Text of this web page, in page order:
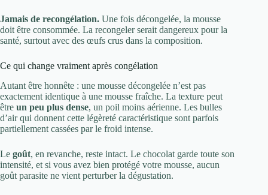
Jamais de recongélation. Une fois décongelée, la mousse
doit être consommée. La recongeler serait dangereux pour la
santé, surtout avec des œufs crus dans la composition.
Ce qui change vraiment après congélation
Autant être honnête : une mousse décongelée n’est pas
exactement identique à une mousse fraîche. La texture peut
être un peu plus dense, un poil moins aérienne. Les bulles
d’air qui donnent cette légèreté caractéristique sont parfois
partiellement cassées par le froid intense.
Le goût, en revanche, reste intact. Le chocolat garde toute son
intensité, et si vous avez bien protégé votre mousse, aucun
goût parasite ne vient perturber la dégustation.